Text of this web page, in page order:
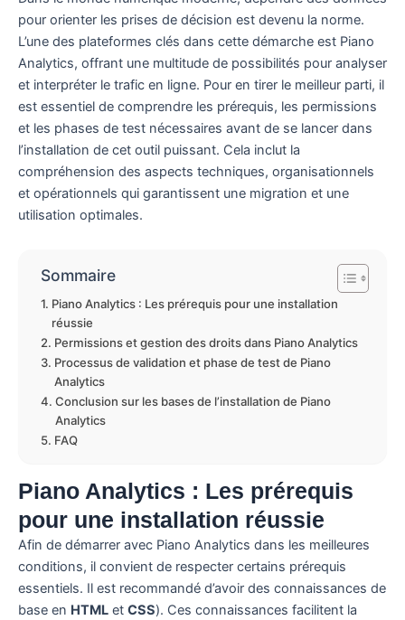
pour orienter les prises de décision est devenu la norme.
L’une des plateformes clés dans cette démarche est Piano
Analytics, offrant une multitude de possibilités pour analyser
et interpréter le trafic en ligne. Pour en tirer le meilleur parti, il
est essentiel de comprendre les prérequis, les permissions
et les phases de test nécessaires avant de se lancer dans
l’installation de cet outil puissant. Cela inclut la
compréhension des aspects techniques, organisationnels
et opérationnels qui garantissent une migration et une
utilisation optimales.
Sommaire
Piano Analytics : Les prérequis pour une installation
réussie
Permissions et gestion des droits dans Piano Analytics
Processus de validation et phase de test de Piano
Analytics
Conclusion sur les bases de l’installation de Piano
Analytics
FAQ
Piano Analytics : Les prérequis
pour une installation réussie
Afin de démarrer avec Piano Analytics dans les meilleures
conditions, il convient de respecter certains prérequis
essentiels. Il est recommandé d’avoir des connaissances de
base en HTML et CSS). Ces connaissances facilitent la